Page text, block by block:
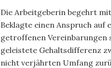
Die Arbeitgeberin begehrt
Beklagte einen Anspruch auf
getroffenen Vereinbarungen
geleistete Gehaltsdifferenz
nicht verjährten Umfang